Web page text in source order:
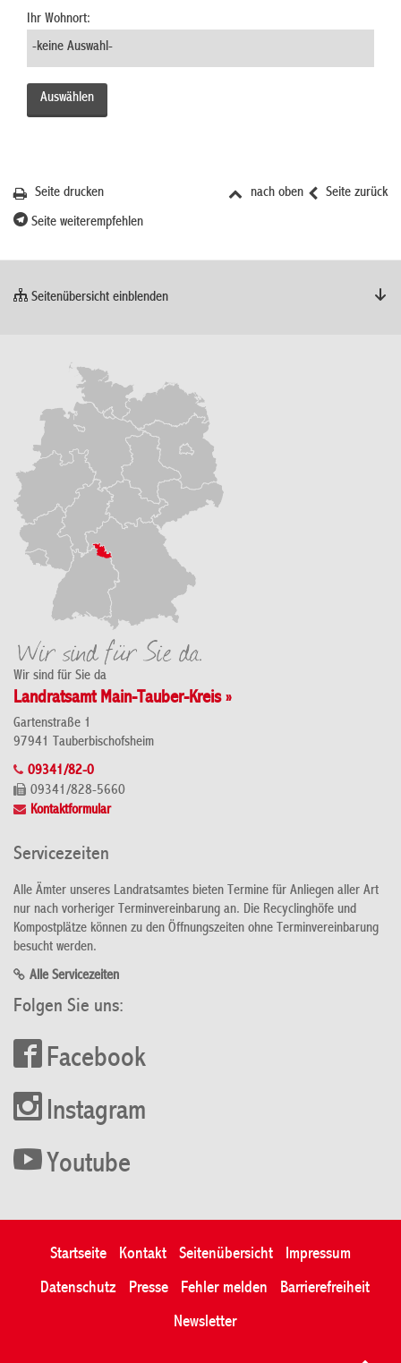
Ihr Wohnort:
Seite zurück
nach oben
Seite drucken
Seite weiterempfehlen
Seitenübersicht einblenden
Wir sind für Sie da
Landratsamt Main-Tauber-Kreis »
Gartenstraße 1
97941 Tauberbischofsheim
09341/82-0
09341/828-5660
Kontaktformular
Servicezeiten
Alle Ämter unseres Landratsamtes bieten Termine für Anliegen aller Art
nur nach vorheriger Terminvereinbarung an. Die Recyclinghöfe und
Kompostplätze können zu den Öffnungszeiten ohne Terminvereinbarung
besucht werden.
Alle Servicezeiten
Folgen Sie uns:
Facebook
Instagram
Youtube
Startseite Kontakt Seitenübersicht
Impressum
Datenschutz
Presse Fehler melden
Barrierefreiheit
Newsletter